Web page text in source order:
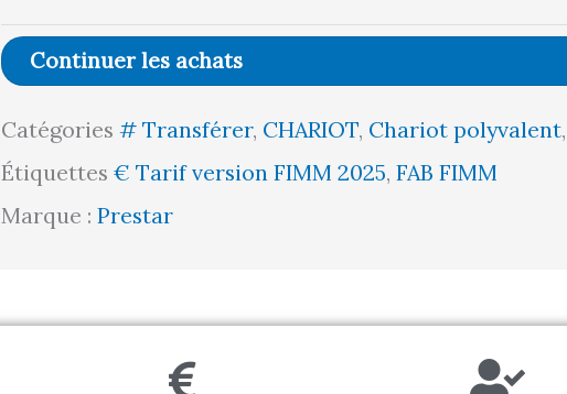
Prestar®
plateau
tôle
antidérapant
300
Continuer les achats
Catégories # Transférer, CHARIOT, Chariot polyvalent,
Étiquettes € Tarif version FIMM 2025, FAB FIMM
Marque : Prestar